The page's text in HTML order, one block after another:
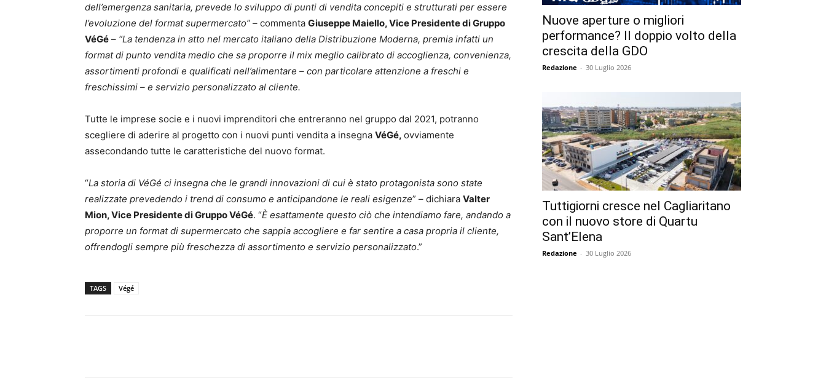
dell’emergenza sanitaria, prevede lo sviluppo di punti di vendita concepiti e strutturati per essere
l’evoluzione del format supermercato” – commenta Giuseppe Maiello, Vice Presidente di Gruppo
VéGé – “La tendenza in atto nel mercato italiano della Distribuzione Moderna, premia infatti un
format di punto vendita medio che sa proporre il mix meglio calibrato di accoglienza, convenienza,
assortimenti profondi e qualificati nell’alimentare – con particolare attenzione a freschi e
freschissimi – e servizio personalizzato al cliente.
Tutte le imprese socie e i nuovi imprenditori che entreranno nel gruppo dal 2021, potranno
scegliere di aderire al progetto con i nuovi punti vendita a insegna VéGé, ovviamente
assecondando tutte le caratteristiche del nuovo format.
“La storia di VéGé ci insegna che le grandi innovazioni di cui è stato protagonista sono state
realizzate prevedendo i trend di consumo e anticipandone le reali esigenze” – dichiara Valter
Mion, Vice Presidente di Gruppo VéGé. “È esattamente questo ciò che intendiamo fare, andando a
proporre un format di supermercato che sappia accogliere e far sentire a casa propria il cliente,
offrendogli sempre più freschezza di assortimento e servizio personalizzato.”
TAGS Végé
Nuove aperture o migliori
performance? Il doppio volto della
crescita della GDO
Redazione - 30 Luglio 2026
Tuttigiorni cresce nel Cagliaritano
con il nuovo store di Quartu
Sant’Elena
Redazione - 30 Luglio 2026